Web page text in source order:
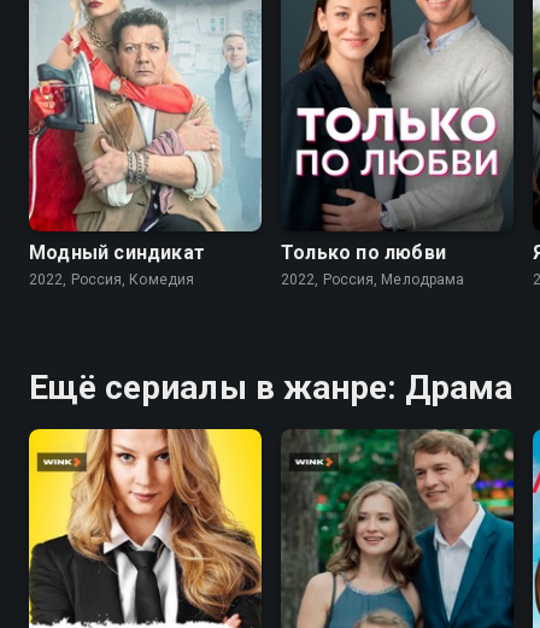
7.6
Модный синдикат
2022, Россия, Комедия
Только по любви
2022, Россия, Мелодрама
Ещё сериалы в жанре: Драма